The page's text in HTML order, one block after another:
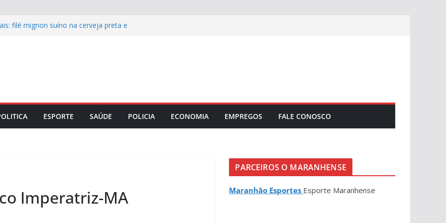
filé mignon suíno na cerveja preta e
lança capacitação para
e mesários está ocorrendo por
ESPORTE SAÚDE POLICIA ECONOMIA EMPREGOS FALE CONOSCO
Imperatriz-MA
PARCEIROS O MARANHENSE
Maranhão Esportes Esporte Maranhense